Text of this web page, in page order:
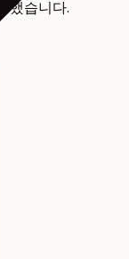
했습니다.